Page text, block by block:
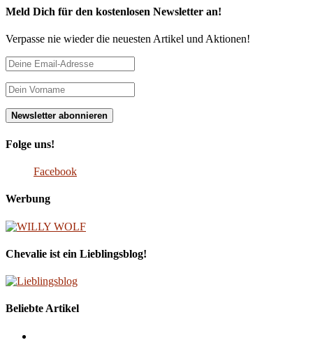
Meld Dich für den kostenlosen Newsletter an!
Verpasse nie wieder die neuesten Artikel und Aktionen!
Folge uns!
Facebook
Werbung
Chevalie ist ein Lieblingsblog!
Beliebte Artikel